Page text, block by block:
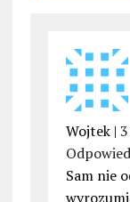
Wojtek |
Sam nie